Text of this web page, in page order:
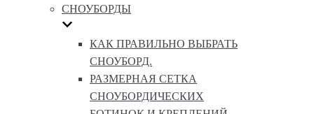
СНОУБОРДЫ
КАК ПРАВИЛЬНО ВЫБРАТЬ
СНОУБОРД.
РАЗМЕРНАЯ СЕТКА
СНОУБОРДИЧЕСКИХ